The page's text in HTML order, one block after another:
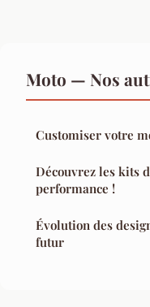
Moto — Nos
Customiser votre
Découvrez les kits
performance !
Évolution des
futur